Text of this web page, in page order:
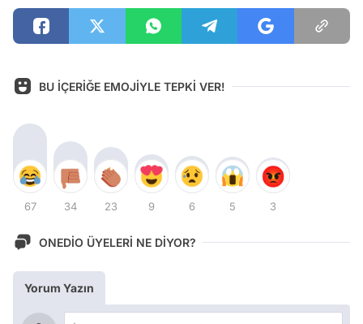
BU İÇERİĞE EMOJİYLE TEPKİ VER!
67 34 23 9 6 5 3
ONEDİO ÜYELERİ NE DİYOR?
Yorum Yazın